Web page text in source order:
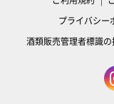
プライバシー
酒類販売管理者標識の